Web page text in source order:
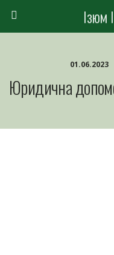
Ізюм
01.06.2023
Юридична